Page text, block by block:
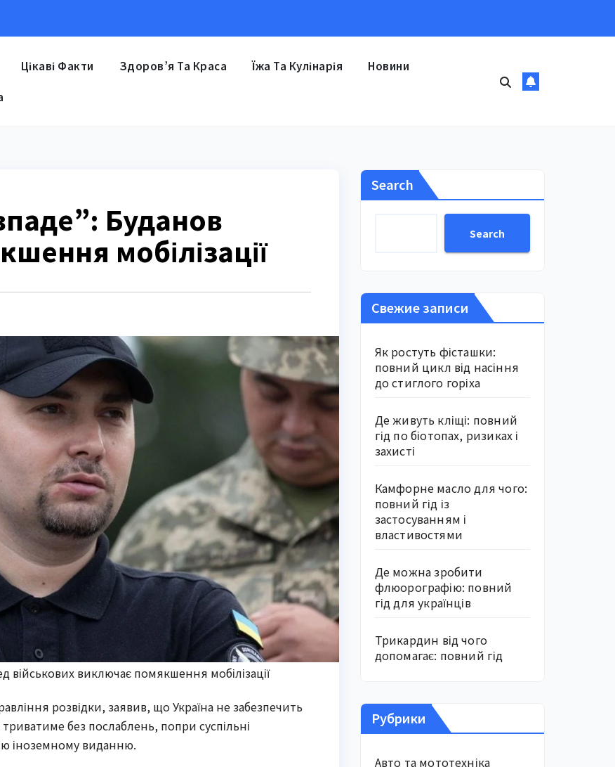
Цікаві Факти Здоров’я Та Краса Їжа Та Кулінарія Новини
Буданов
мобілізації
військових виключає помякшення мобілізації
розвідки, заявив, що Україна не забезпечить
без послаблень, попри суспільні
іноземному виданню.
Search
Search
Свежие записи
Як ростуть фісташки:
повний цикл від насіння
до стиглого горіха
Де живуть кліщі: повний
гід по біотопах, ризиках і
захисті
Камфорне масло для чого:
повний гід із
застосуванням і
властивостями
Де можна зробити
флюорографію: повний
гід для українців
Трикардин від чого
допомагає: повний гід
Рубрики
Авто та мототехніка